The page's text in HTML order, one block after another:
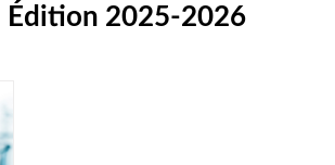
Édition 2025-2026